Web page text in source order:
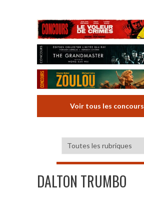
Voir tous les concours
DALTON TRUMBO